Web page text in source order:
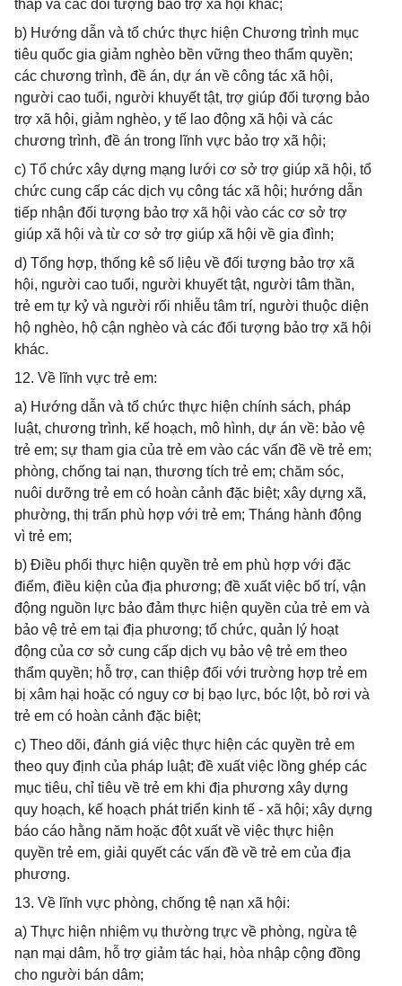
thấp và các đối tượng bảo trợ xã hội khác;
b) Hướng dẫn và tổ chức thực hiện Chương trình mục
tiêu quốc gia giảm nghèo bền vững theo thẩm quyền;
các chương trình, đề án, dự án về công tác xã hội,
người cao tuổi, người khuyết tật, trợ giúp đối tượng bảo
trợ xã hội, giảm nghèo, y tế lao động xã hội và các
chương trình, đề án trong lĩnh vực bảo trợ xã hội;
c) Tổ chức xây dựng mạng lưới cơ sở trợ giúp xã hội, tổ
chức cung cấp các dịch vụ công tác xã hội; hướng dẫn
tiếp nhận đối tượng bảo trợ xã hội vào các cơ sở trợ
giúp xã hội và từ cơ sở trợ giúp xã hội về gia đình;
d) Tổng hợp, thống kê số liệu về đối tượng bảo trợ xã
hội, người cao tuổi, người khuyết tật, người tâm thần,
trẻ em tự kỷ và người rối nhiễu tâm trí, người thuộc diện
hộ nghèo, hộ cận nghèo và các đối tượng bảo trợ xã hội
khác.
12. Về lĩnh vực trẻ em:
a) Hướng dẫn và tổ chức thực hiện chính sách, pháp
luật, chương trình, kế hoạch, mô hình, dự án về: bảo vệ
trẻ em; sự tham gia của trẻ em vào các vấn đề về trẻ em;
phòng, chống tai nạn, thương tích trẻ em; chăm sóc,
nuôi dưỡng trẻ em có hoàn cảnh đặc biệt; xây dựng xã,
phường, thị trấn phù hợp với trẻ em; Tháng hành động
vì trẻ em;
b) Điều phối thực hiện quyền trẻ em phù hợp với đặc
điểm, điều kiện của địa phương; đề xuất việc bố trí, vận
động nguồn lực bảo đảm thực hiện quyền của trẻ em và
bảo vệ trẻ em tại địa phương; tổ chức, quản lý hoạt
động của cơ sở cung cấp dịch vụ bảo vệ trẻ em theo
thẩm quyền; hỗ trợ, can thiệp đối với trường hợp trẻ em
bị xâm hại hoặc có nguy cơ bị bạo lực, bóc lột, bỏ rơi và
trẻ em có hoàn cảnh đặc biệt;
c) Theo dõi, đánh giá việc thực hiện các quyền trẻ em
theo quy định của pháp luật; đề xuất việc lồng ghép các
mục tiêu, chỉ tiêu về trẻ em khi địa phương xây dựng
quy hoạch, kế hoạch phát triển kinh tế - xã hội; xây dựng
báo cáo hằng năm hoặc đột xuất về việc thực hiện
quyền trẻ em, giải quyết các vấn đề về trẻ em của địa
phương.
13. Về lĩnh vực phòng, chống tệ nạn xã hội:
a) Thực hiện nhiệm vụ thường trực về phòng, ngừa tệ
nạn mại dâm, hỗ trợ giảm tác hại, hòa nhập cộng đồng
cho người bán dâm;